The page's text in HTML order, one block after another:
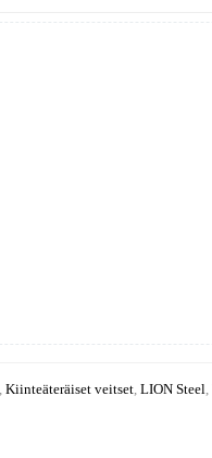
Kiinteäteräiset veitset LION Steel